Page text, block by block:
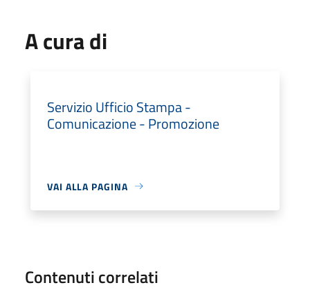
A cura di
Servizio Ufficio Stampa -
Comunicazione - Promozione
VAI ALLA PAGINA
Contenuti correlati